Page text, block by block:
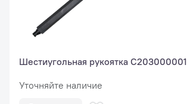
Шестиугольная рукоятка C203000001
Уточняйте наличие